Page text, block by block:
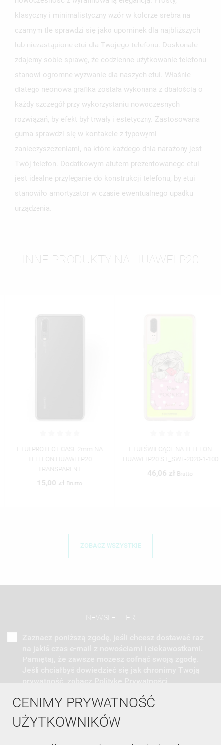
CENIMY PRYWATNOŚĆ
UŻYTKOWNIKÓW
klasyczny i minimalistyczny wzór w kolorze srebra na
czarnym tle sprawdzi się jako upominek dla najbliższych
lub niezastąpione etui dla Twojego telefonu. Doskonale
zdajemy sobie sprawę, że codzienne użytkowanie telefonu
stanowi ogromne wyzwanie dla naszych etui. Właśnie
dlatego neonowa grafika została wykonana z dbałością o
każdy szczegół przy wykorzystaniu nowoczesnych
rozwiązań, by efekt był trwały i estetyczny. Zastosowana
guma sprawdzi się w kontakcie z typowymi
zanieczyszczeniami, na które każdego dnia narażony jest
Twój telefon. Dodatkowym atutem prezentowanego etui
jest idealne przyleganie do konstrukcji telefonu, by etui
stanowiło amortyzator w czasie ewentualnego upadku
urządzenia.
INNE PRODUKTY NA HUAWEI P20
ETUI PROTECT CASE 2mm NA
TELEFON HUAWEI P20
TRANSPARENT
15,00 złBrutto
ETUI ŚWIECĄCE NA TELEFON
HUAWEI P20 ST_SWE-2020-1-100
46,06 złBrutto
ZOBACZ WSZYSTKIE
NEWSLETTER